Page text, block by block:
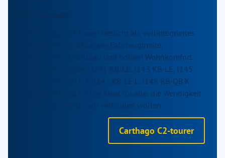
Der Carthago C2-tourer besticht als vollintegriertes
Wohnmobil mit schlanker Fahrzeugbreite,
intelligentem Leichtbau und hohem Wohnkomfort.
Mit den Grundrissen I141 KB-LE, I143 KB-LE, I145
RB-LE, I147 RB-LE K, I147 KB-LE L, I148 RB-QB K
und I148 KB-QB L ist es ideal für alle, die Wendigkeit
mit Premium-Anspruch verbinden wollen.
Carthago C2-tourer